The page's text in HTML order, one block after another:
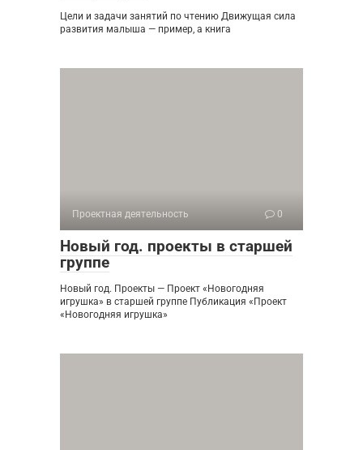
Цели и задачи занятий по чтению Движущая сила
развития малыша — пример, а книга
Проектная деятельность 0
Новый год. проекты в старшей
группе
Новый год. Проекты — Проект «Новогодняя
игрушка» в старшей группе Публикация «Проект
«Новогодняя игрушка»